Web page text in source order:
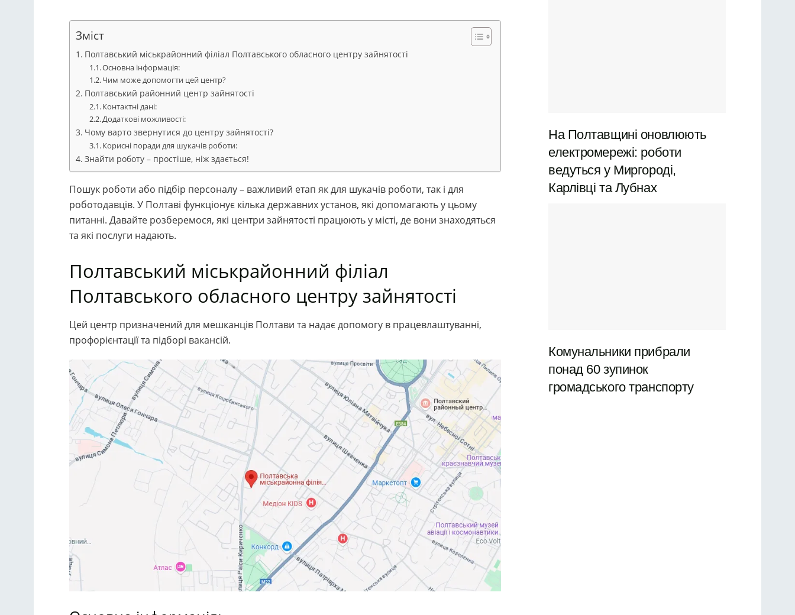
Зміст
Полтавський міськрайонний філіал Полтавського обласного центру зайнятості
Основна інформація:
Чим може допомогти цей центр?
Полтавський районний центр зайнятості
Контактні дані:
Додаткові можливості:
Чому варто звернутися до центру зайнятості?
Корисні поради для шукачів роботи:
Знайти роботу – простіше, ніж здається!
Пошук роботи або підбір персоналу – важливий етап як для шукачів роботи, так і для
роботодавців. У Полтаві функціонує кілька державних установ, які допомагають у цьому
питанні. Давайте розберемося, які центри зайнятості працюють у місті, де вони знаходяться
та які послуги надають.
Полтавський міськрайонний філіал
Полтавського обласного центру зайнятості
Цей центр призначений для мешканців Полтави та надає допомогу в працевлаштуванні,
профорієнтації та підборі вакансій.
На Полтавщині оновлюють
електромережі: роботи
ведуться у Миргороді,
Карлівці та Лубнах
Комунальники прибрали
понад 60 зупинок
громадського транспорту